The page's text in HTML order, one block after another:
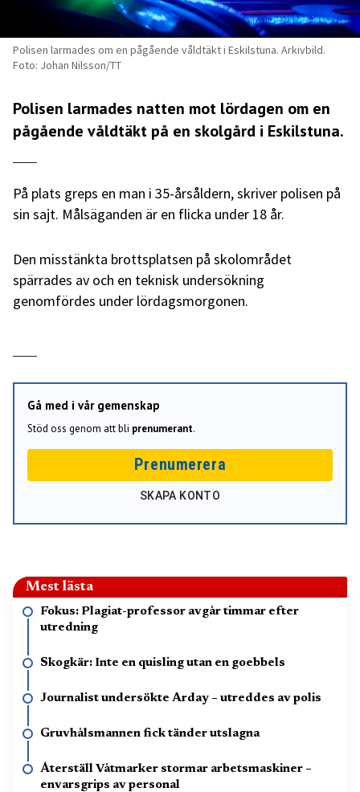
Polisen larmades om en pågående våldtäkt i Eskilstuna. Arkivbild.
Foto: Johan Nilsson/TT
Polisen larmades natten mot lördagen om en
pågående våldtäkt på en skolgård i Eskilstuna.
På plats greps en man i 35-årsåldern, skriver polisen på
sin sajt. Målsäganden är en flicka under 18 år.
Den misstänkta brottsplatsen på skolområdet
spärrades av och en teknisk undersökning
genomfördes under lördagsmorgonen.
Gå med i vår gemenskap
Stöd oss genom att bli prenumerant.
Prenumerera
SKAPA KONTO
Mest lästa
Fokus: Plagiat-professor avgår timmar efter
utredning
Skogkär: Inte en quisling utan en goebbels
Journalist undersökte Arday – utreddes av polis
Gruvhålsmannen fick tänder utslagna
Återställ Våtmarker stormar arbetsmaskiner –
envarsgrips av personal